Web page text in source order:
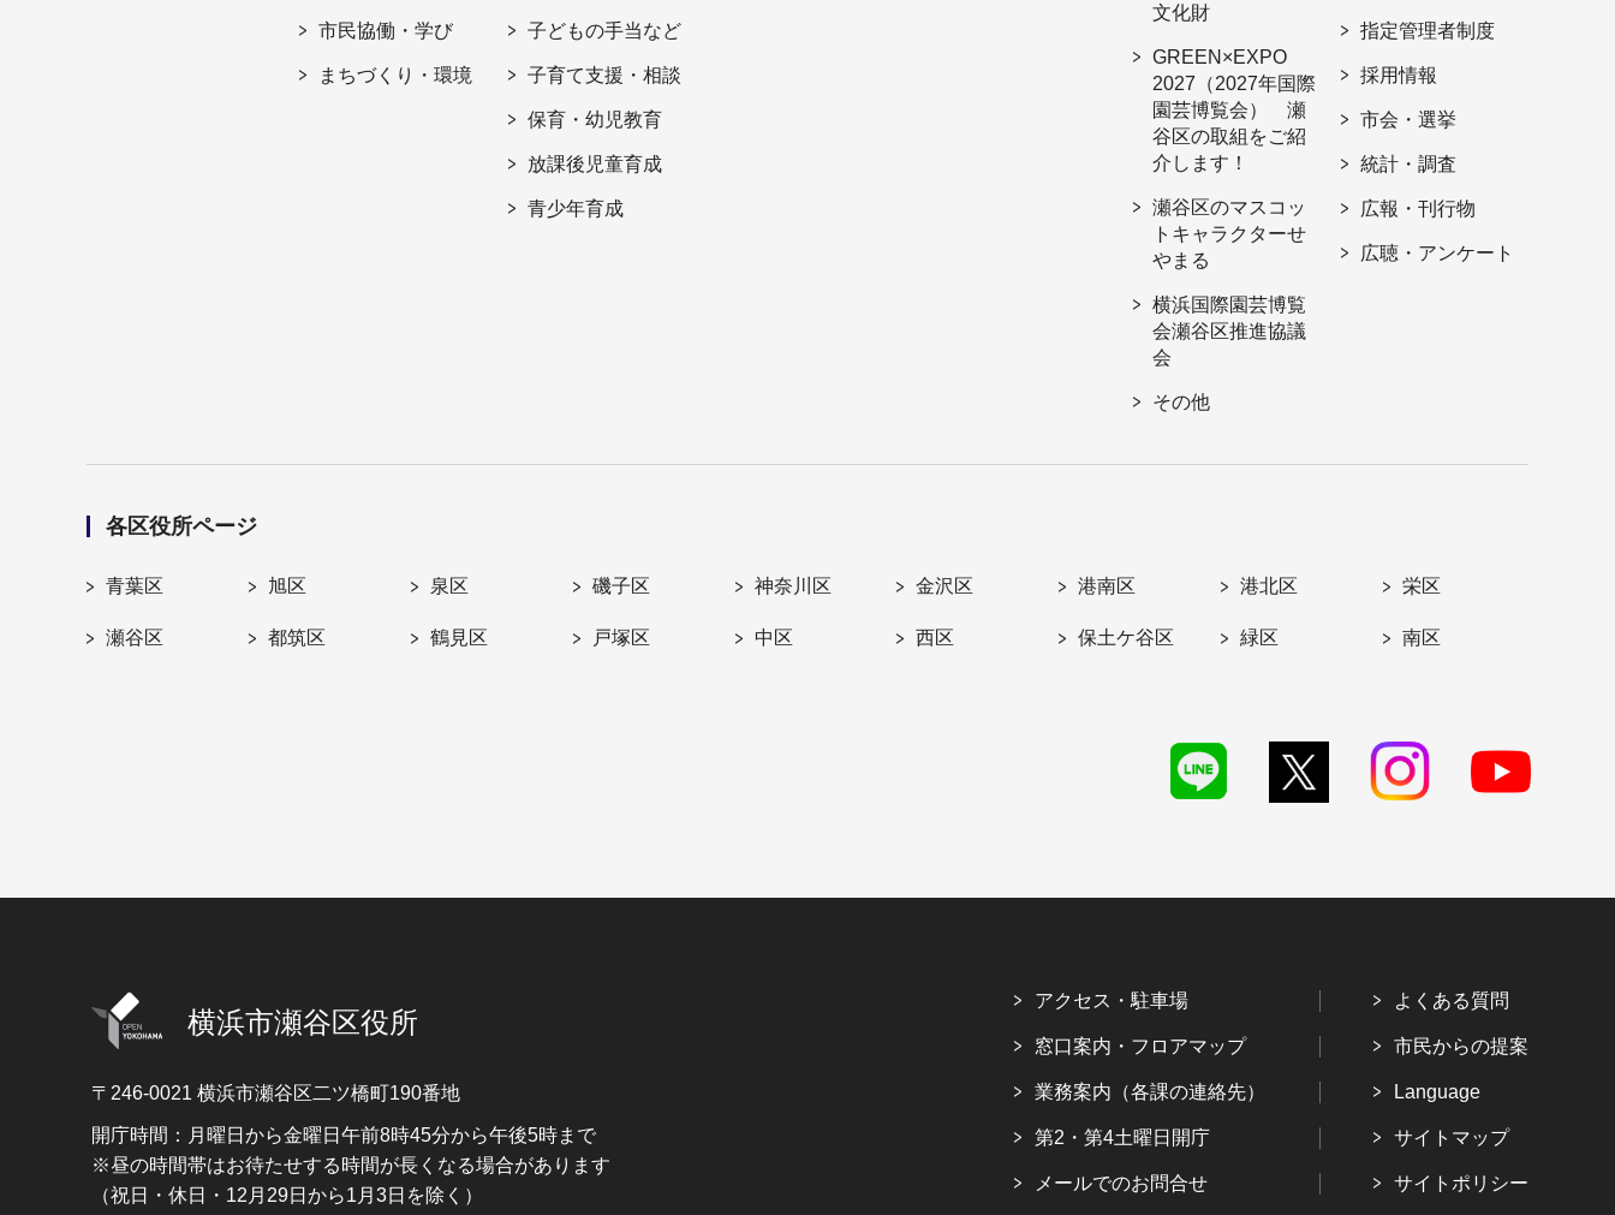
市民協働・学び
まちづくり・環境
子どもの手当など
子育て支援・相談
保育・幼児教育
放課後児童育成
青少年育成
文化財
GREEN×EXPO
2027（2027年国際
園芸博覧会） 瀬
谷区の取組をご紹
介します！
瀬谷区のマスコッ
トキャラクターせ
やまる
横浜国際園芸博覧
会瀬谷区推進協議
会
その他
指定管理者制度
採用情報
市会・選挙
統計・調査
広報・刊行物
広聴・アンケート
各区役所ページ
青葉区 旭区 泉区 磯子区 神奈川区 金沢区 港南区 港北区 栄区
瀬谷区 都筑区 鶴見区 戸塚区 中区 西区 保土ケ谷区 緑区 南区
横浜市瀬谷区役所
〒246-0021 横浜市瀬谷区二ツ橋町190番地
開庁時間：月曜日から金曜日午前8時45分から午後5時まで
※昼の時間帯はお待たせする時間が長くなる場合があります
（祝日・休日・12月29日から1月3日を除く）
アクセス・駐車場
窓口案内・フロアマップ
業務案内（各課の連絡先）
第2・第4土曜日開庁
メールでのお問合せ
よくある質問
市民からの提案
Language
サイトマップ
サイトポリシー